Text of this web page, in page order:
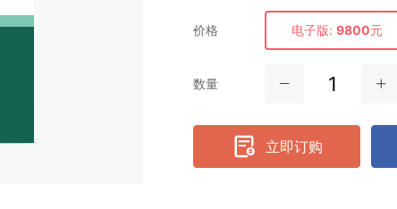
价格 电子版: 9800元
数量
立即订购